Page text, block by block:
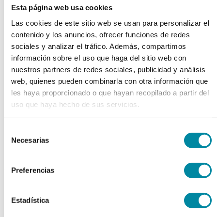
Esta página web usa cookies
Las cookies de este sitio web se usan para personalizar el
contenido y los anuncios, ofrecer funciones de redes
sociales y analizar el tráfico. Además, compartimos
información sobre el uso que haga del sitio web con
nuestros partners de redes sociales, publicidad y análisis
web, quienes pueden combinarla con otra información que
les haya proporcionado o que hayan recopilado a partir del
uso que haya hecho de sus servicios.
Necesarias
Preferencias
Estadística
chevron_leftchevron_right
adquiriendo este producto
CAPSULADOR FULL KIT